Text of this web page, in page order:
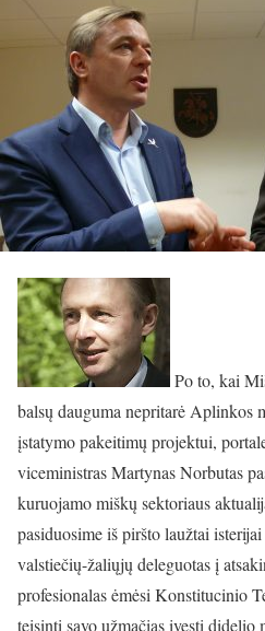
Po to, kai
balsų dauguma nepritarė Aplinkos
įstatymo pakeitimų projektui,
viceministras Martynas Norbutas
kuruojamo miškų sektoriaus
pasiduosime iš piršto laužtai
valstiečių-žaliųjų deleguotas į
profesionalas ėmėsi Konstitucinio
teisinti savo užmačias įvesti didelio